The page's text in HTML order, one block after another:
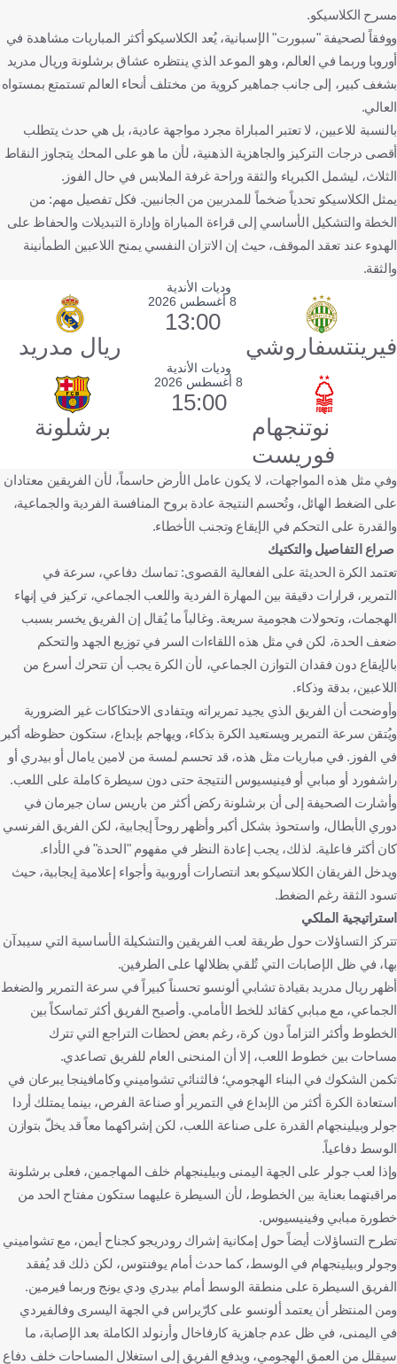
مسرح الكلاسيكو.
ووفقاً لصحيفة "سبورت" الإسبانية، يُعد الكلاسيكو أكثر المباريات مشاهدة في
أوروبا وربما في العالم، وهو الموعد الذي ينتظره عشاق برشلونة وريال مدريد
بشغف كبير، إلى جانب جماهير كروية من مختلف أنحاء العالم تستمتع بمستواه
العالي.
بالنسبة للاعبين، لا تعتبر المباراة مجرد مواجهة عادية، بل هي حدث يتطلب
أقصى درجات التركيز والجاهزية الذهنية، لأن ما هو على المحك يتجاوز النقاط
الثلاث، ليشمل الكبرياء والثقة وراحة غرفة الملابس في حال الفوز.
يمثل الكلاسيكو تحدياً ضخماً للمدربين من الجانبين. فكل تفصيل مهم: من
الخطة والتشكيل الأساسي إلى قراءة المباراة وإدارة التبديلات والحفاظ على
الهدوء عند تعقد الموقف، حيث إن الاتزان النفسي يمنح اللاعبين الطمأنينة
والثقة.
وديات الأندية
فيرينتسفاروشي
8 أغسطس 2026
13:00
ريال مدريد
وديات الأندية
نوتنجهام
فوريست
8 أغسطس 2026
15:00
برشلونة
وفي مثل هذه المواجهات، لا يكون عامل الأرض حاسماً، لأن الفريقين معتادان
على الضغط الهائل، وتُحسم النتيجة عادة بروح المنافسة الفردية والجماعية،
والقدرة على التحكم في الإيقاع وتجنب الأخطاء.
صراع التفاصيل والتكتيك
تعتمد الكرة الحديثة على الفعالية القصوى: تماسك دفاعي، سرعة في
التمرير، قرارات دقيقة بين المهارة الفردية واللعب الجماعي، تركيز في إنهاء
الهجمات، وتحولات هجومية سريعة. وغالباً ما يُقال إن الفريق يخسر بسبب
ضعف الحدة، لكن في مثل هذه اللقاءات السر في توزيع الجهد والتحكم
بالإيقاع دون فقدان التوازن الجماعي، لأن الكرة يجب أن تتحرك أسرع من
اللاعبين، بدقة وذكاء.
وأوضحت أن الفريق الذي يجيد تمريراته ويتفادى الاحتكاكات غير الضرورية
ويُتقن سرعة التمرير ويستعيد الكرة بذكاء، ويهاجم بإبداع، ستكون حظوظه أكبر
في الفوز. في مباريات مثل هذه، قد تحسم لمسة من لامين يامال أو بيدري أو
راشفورد أو مبابي أو فينيسيوس النتيجة حتى دون سيطرة كاملة على اللعب.
وأشارت الصحيفة إلى أن برشلونة ركض أكثر من باريس سان جيرمان في
دوري الأبطال، واستحوذ بشكل أكبر وأظهر روحاً إيجابية، لكن الفريق الفرنسي
كان أكثر فاعلية. لذلك، يجب إعادة النظر في مفهوم "الحدة" في الأداء.
ويدخل الفريقان الكلاسيكو بعد انتصارات أوروبية وأجواء إعلامية إيجابية، حيث
تسود الثقة رغم الضغط.
استراتيجية الملكي
تتركز التساؤلات حول طريقة لعب الفريقين والتشكيلة الأساسية التي سيبدآن
بها، في ظل الإصابات التي تُلقي بظلالها على الطرفين.
أظهر ريال مدريد بقيادة تشابي ألونسو تحسناً كبيراً في سرعة التمرير والضغط
الجماعي، مع مبابي كقائد للخط الأمامي. وأصبح الفريق أكثر تماسكاً بين
الخطوط وأكثر التزاماً دون كرة، رغم بعض لحظات التراجع التي تترك
مساحات بين خطوط اللعب، إلا أن المنحنى العام للفريق تصاعدي.
تكمن الشكوك في البناء الهجومي؛ فالثنائي تشواميني وكامافينجا يبرعان في
استعادة الكرة أكثر من الإبداع في التمرير أو صناعة الفرص، بينما يمتلك أردا
جولر وبيلينجهام القدرة على صناعة اللعب، لكن إشراكهما معاً قد يخلّ بتوازن
الوسط دفاعياً.
وإذا لعب جولر على الجهة اليمنى وبيلينجهام خلف المهاجمين، فعلى برشلونة
مراقبتهما بعناية بين الخطوط، لأن السيطرة عليهما ستكون مفتاح الحد من
خطورة مبابي وفينيسيوس.
تطرح التساؤلات أيضاً حول إمكانية إشراك رودريجو كجناح أيمن، مع تشواميني
وجولر وبيلينجهام في الوسط، كما حدث أمام يوفنتوس، لكن ذلك قد يُفقد
الفريق السيطرة على منطقة الوسط أمام بيدري ودي يونج وربما فيرمين.
ومن المنتظر أن يعتمد ألونسو على كارّيراس في الجهة اليسرى وفالفيردي
في اليمنى، في ظل عدم جاهزية كارفاخال وأرنولد الكاملة بعد الإصابة، ما
سيقلل من العمق الهجومي، ويدفع الفريق إلى استغلال المساحات خلف دفاع